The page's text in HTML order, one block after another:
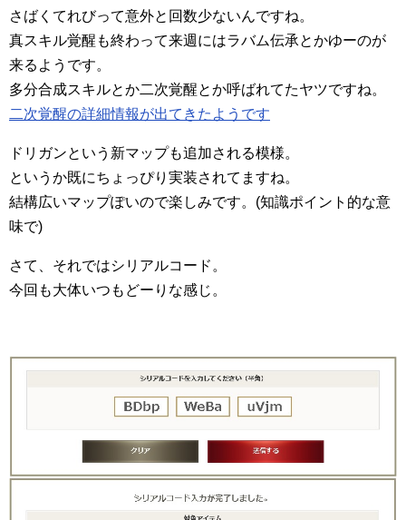
さばくてれびって意外と回数少ないんですね。
真スキル覚醒も終わって来週にはラバム伝承とかゆーのが
来るようです。
多分合成スキルとか二次覚醒とか呼ばれてたヤツですね。
二次覚醒の詳細情報が出てきたようです
ドリガンという新マップも追加される模様。
というか既にちょっぴり実装されてますね。
結構広いマップぽいので楽しみです。(知識ポイント的な意
味で)
さて、それではシリアルコード。
今回も大体いつもどーりな感じ。